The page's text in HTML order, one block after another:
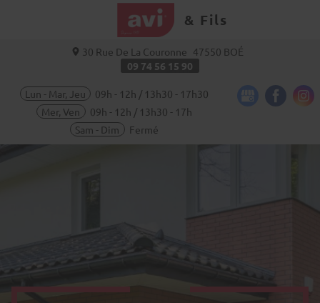
30 Rue De La Couronne 47550 BOÉ
09 74 56 15 90
Lun - Mar, Jeu
09h - 12h / 13h30 - 17h30
Mer, Ven
09h - 12h / 13h30 - 17h
Sam - Dim
Fermé
& Fils